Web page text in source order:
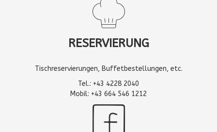
RESERVIERUNG
Tischreservierungen, Buffetbestellungen, etc.
Tel.: +43 4228 2040
Mobil: +43 664 546 1212